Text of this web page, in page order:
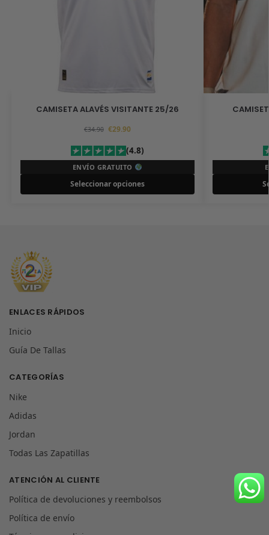
CAMISETA ALAVÉS VISITANTE 25/26
€34.90 €29.90
(4.8)
ENVÍO GRATUITO
Seleccionar opciones
ENLACES RÁPIDOS
Inicio
Guía De Tallas
CATEGORÍAS
Nike
Adidas
Jordan
Todas Las Zapatillas
ATENCIÓN AL CLIENTE
Política de devoluciones y reembolsos
Política de envío